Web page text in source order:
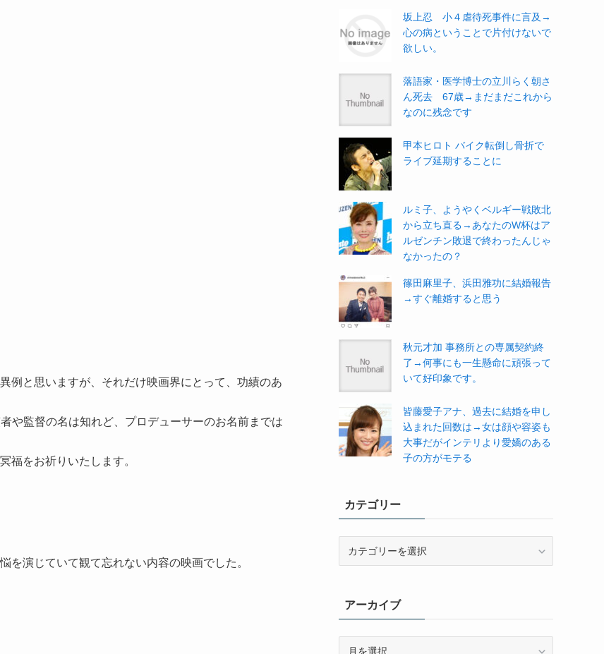
例と思いますが、それだけ映画界にとって、功績のあ
や監督の名は知れど、プロデューサーのお名前までは
福をお祈りいたします。
を演じていて観て忘れない内容の映画でした。
坂上忍 小４虐待死事件に言及→
心の病ということで片付けないで
欲しい。
落語家・医学博士の立川らく朝さ
ん死去 67歳→まだまだこれから
なのに残念です
甲本ヒロト バイク転倒し骨折で
ライブ延期することに
ルミ子、ようやくベルギー戦敗北
から立ち直る→あなたのW杯はア
ルゼンチン敗退で終わったんじゃ
なかったの？
篠田麻里子、浜田雅功に結婚報告
→すぐ離婚すると思う
秋元才加 事務所との専属契約終
了→何事にも一生懸命に頑張って
いて好印象です。
皆藤愛子アナ、過去に結婚を申し
込まれた回数は→女は顔や容姿も
大事だがインテリより愛嬌のある
子の方がモテる
カテゴリー
ーアーカイブ